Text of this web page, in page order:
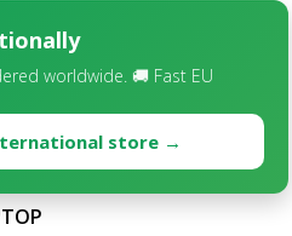
worldwide. 🚚 Fast EU
store →